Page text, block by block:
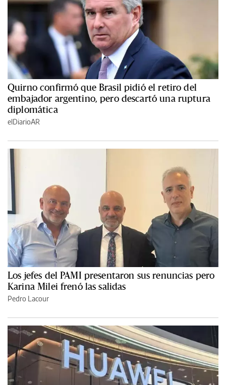
Quirno confirmó que Brasil pidió el retiro del
embajador argentino, pero descartó una ruptura
diplomática
elDiarioAR
Los jefes del PAMI presentaron sus renuncias pero
Karina Milei frenó las salidas
Pedro Lacour